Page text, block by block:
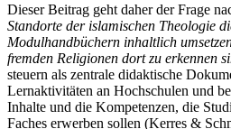
Dieser Beitrag geht daher der Frage
Standorte der islamischen Theologie
Modulhandbüchern inhaltlich
fremden Religionen dort zu erkennen
steuern als zentrale didaktische
Lernaktivitäten an Hochschulen und
Inhalte und die Kompetenzen, die
Faches erwerben sollen (Kerres &